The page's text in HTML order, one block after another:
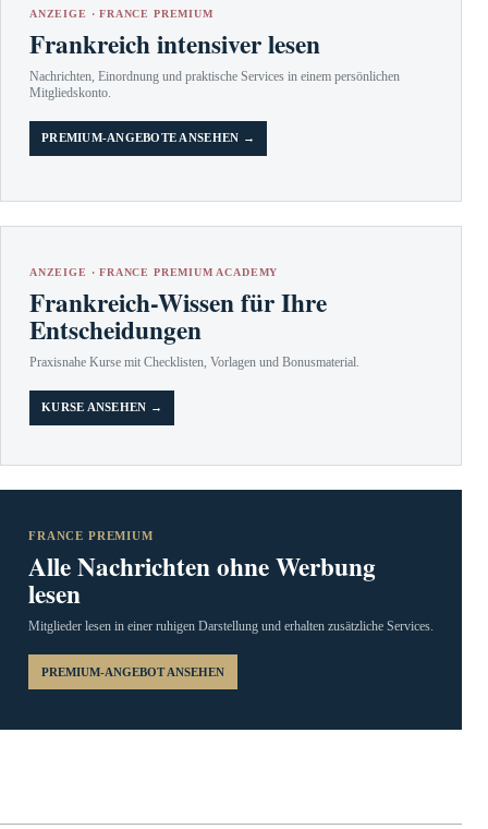
ANZEIGE · FRANCE PREMIUM
Frankreich intensiver lesen
Nachrichten, Einordnung und praktische Services in einem persönlichen
Mitgliedskonto.
PREMIUM-ANGEBOTE ANSEHEN →
ANZEIGE · FRANCE PREMIUM ACADEMY
Frankreich-Wissen für Ihre
Entscheidungen
Praxisnahe Kurse mit Checklisten, Vorlagen und Bonusmaterial.
KURSE ANSEHEN →
FRANCE PREMIUM
Alle Nachrichten ohne Werbung
lesen
Mitglieder lesen in einer ruhigen Darstellung und erhalten zusätzliche Services.
PREMIUM-ANGEBOT ANSEHEN